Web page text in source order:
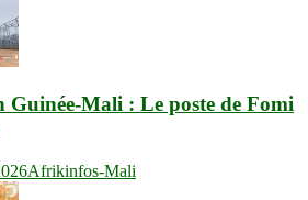
Guinée-Mali : Le poste de Fomi
Afrikinfos-Mali